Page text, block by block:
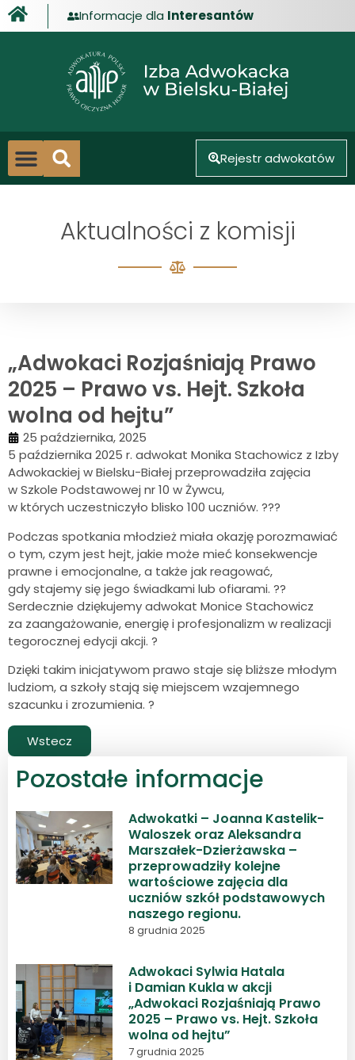
treści
Informacje dla Interesantów
Rejestr adwokatów
Aktualności z komisji
„Adwokaci Rozjaśniają Prawo
2025 – Prawo vs. Hejt. Szkoła
wolna od hejtu”
25 października, 2025
5 października 2025 r. adwokat Monika Stachowicz z Izby
Adwokackiej w Bielsku-Białej przeprowadziła zajęcia
w Szkole Podstawowej nr 10 w Żywcu,
w których uczestniczyło blisko 100 uczniów. ?‍??
Podczas spotkania młodzież miała okazję porozmawiać
o tym, czym jest hejt, jakie może mieć konsekwencje
prawne i emocjonalne, a także jak reagować,
gdy stajemy się jego świadkami lub ofiarami. ??
Serdecznie dziękujemy adwokat Monice Stachowicz
za zaangażowanie, energię i profesjonalizm w realizacji
tegorocznej edycji akcji. ?
Dzięki takim inicjatywom prawo staje się bliższe młodym
ludziom, a szkoły stają się miejscem wzajemnego
szacunku i zrozumienia. ?
Wstecz
Pozostałe informacje
Adwokatki – Joanna Kastelik-
Waloszek oraz Aleksandra
Marszałek-Dzierżawska –
przeprowadziły kolejne
wartościowe zajęcia dla
uczniów szkół podstawowych
naszego regionu.
8 grudnia 2025
Adwokaci Sylwia Hatala
i Damian Kukla w akcji
„Adwokaci Rozjaśniają Prawo
2025 – Prawo vs. Hejt. Szkoła
wolna od hejtu”
7 grudnia 2025